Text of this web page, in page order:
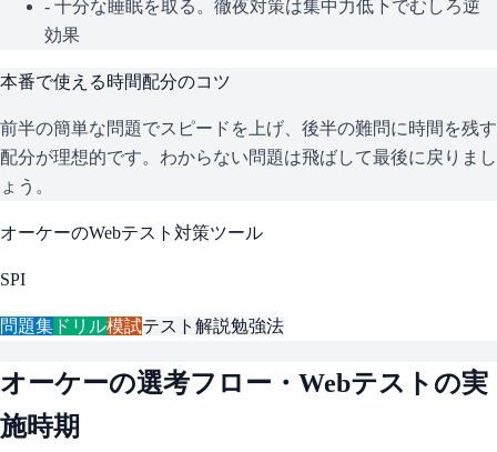
- 十分な睡眠を取る。徹夜対策は集中力低下でむしろ逆
効果
本番で使える時間配分のコツ
前半の簡単な問題でスピードを上げ、後半の難問に時間を残す
配分が理想的です。わからない問題は飛ばして最後に戻りまし
ょう。
オーケーのWebテスト対策ツール
SPI
問題集 ドリル模試テスト解説勉強法
オーケーの選考フロー・Webテストの実
施時期